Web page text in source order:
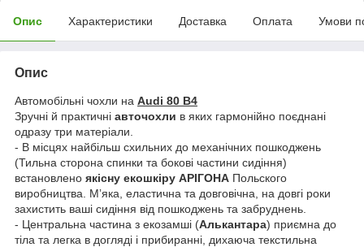
Опис Характеристики Доставка Оплата Умови
Опис
Автомобільні чохли на Audi 80 B4
Зручні й практичні авточохли в яких гармонійно поєднані
одразу три матеріали.
- В місцях найбільш схильних до механічних пошкоджень
(Тильна сторона спинки та бокові частини сидіння)
встановлено якісну екошкіру АРІГОНА Польского
виробництва. Мʼяка, еластична та довговічна, на довгі роки
захистить ваші сидіння від пошкоджень та забруднень.
- Центральна частина з екозамші (Алькантара) приємна до
тіла та легка в догляді і прибиранні, дихаюча текстильна